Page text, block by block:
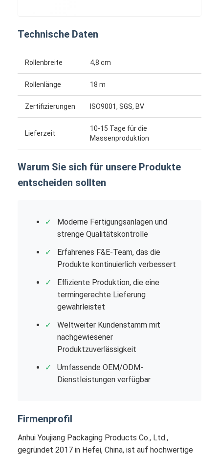
Technische Daten
Rollenbreite 4,8 cm
Rollenlänge 18 m
Zertifizierungen ISO9001, SGS, BV
Lieferzeit
10-15 Tage für die
Massenproduktion
Warum Sie sich für unsere Produkte
entscheiden sollten
Moderne Fertigungsanlagen und
strenge Qualitätskontrolle
Erfahrenes F&E-Team, das die
Produkte kontinuierlich verbessert
Effiziente Produktion, die eine
termingerechte Lieferung
gewährleistet
Weltweiter Kundenstamm mit
nachgewiesener
Produktzuverlässigkeit
Umfassende OEM/ODM-
Dienstleistungen verfügbar
Firmenprofil
Anhui Youjiang Packaging Products Co., Ltd.,
gegründet 2017 in Hefei, China, ist auf hochwertige